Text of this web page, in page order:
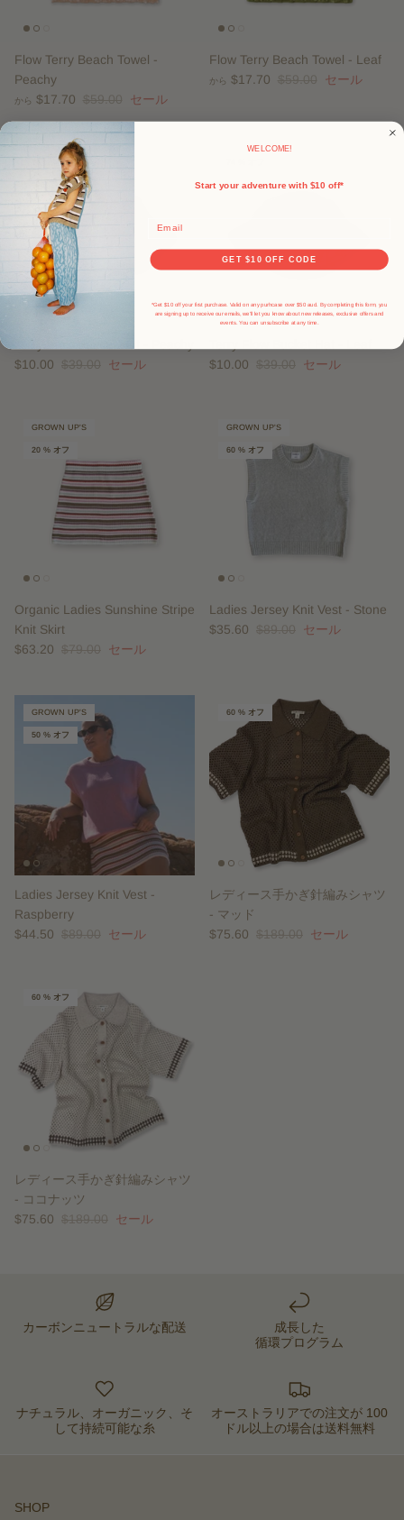
Flow Terry Beach Towel -
Peachy
から $17.70 $59.00 セール
Flow Terry Beach Towel - Leaf
から $17.70 $59.00 セール
74 % オフ
$10.00 $39.00 セール
$10.00 $39.00 セール
GROWN UP'S
20 % オフ
Organic Ladies Sunshine Stripe
Knit Skirt
$63.20 $79.00 セール
GROWN UP'S
60 % オフ
Ladies Jersey Knit Vest - Stone
$35.60 $89.00 セール
GROWN UP'S
50 % オフ
Ladies Jersey Knit Vest -
Raspberry
$44.50 $89.00 セール
60 % オフ
レディース手かぎ針編みシャツ
- マッド
$75.60 $189.00 セール
60 % オフ
レディース手かぎ針編みシャツ
- ココナッツ
$75.60 $189.00 セール
カーボンニュートラルな配送
成長した
循環プログラム
ナチュラル、オーガニック、そ
して持続可能な糸
オーストラリアでの注文が 100
ドル以上の場合は送料無料
SHOP
WELCOME!
Start your adventure with $10 off*
GET $10 OFF CODE
*Get $10 off your first purchase. Valid on any purhcase over $50 aud. By completing this form, you
are signing up to receive our emails, we'll let you know about new releases, exclusive offers and
events.You can unsubscribe at any time.